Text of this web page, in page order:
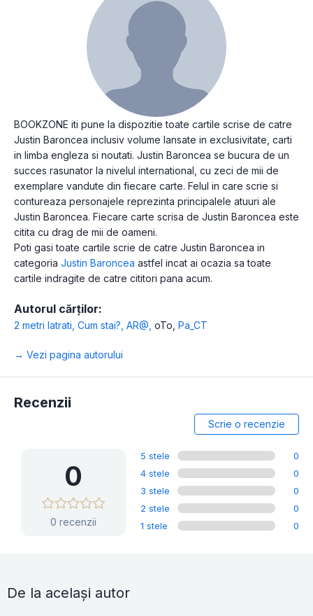
BOOKZONE iti pune la dispozitie toate cartile scrise de catre
Justin Baroncea inclusiv volume lansate in exclusivitate, carti
in limba engleza si noutati. Justin Baroncea se bucura de un
succes rasunator la nivelul international, cu zeci de mii de
exemplare vandute din fiecare carte. Felul in care scrie si
contureaza personajele reprezinta principalele atuuri ale
Justin Baroncea. Fiecare carte scrisa de Justin Baroncea este
citita cu drag de mii de oameni.
Poti gasi toate cartile scrie de catre Justin Baroncea in
categoria Justin Baroncea astfel incat ai ocazia sa toate
cartile indragite de catre cititori pana acum.
Autorul cărților:
2 metri latrati Cum stai? AR@ oTo Pa_CT
→ Vezi pagina autorului
Recenzii
Scrie o recenzie
0
0 recenzii
5 stele
0
4 stele
0
3 stele
0
2 stele
0
1 stele
0
De la același autor